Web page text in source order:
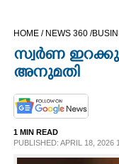
OPINION
HOME / NEWS 360 /
സ്വർണ
അനുമതി
1 MIN READ
PUBLISHED: APRIL 18, 2026